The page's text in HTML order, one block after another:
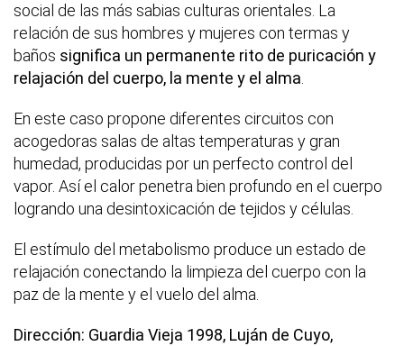
social de las más sabias culturas orientales. La
relación de sus hombres y mujeres con termas y
baños signi­fica un permanente rito de puri­cación y
relajación del cuerpo, la mente y el alma
En este caso propone diferentes circuitos con
acogedoras salas de altas temperaturas y gran
humedad, producidas por un perfecto control del
vapor. Así el calor penetra bien profundo en el cuerpo
logrando una desintoxicación de tejidos y células.
El estímulo del metabolismo produce un estado de
relajación conectando la limpieza del cuerpo con la
paz de la mente y el vuelo del alma.
Dirección: Guardia Vieja 1998, Luján de Cuyo,